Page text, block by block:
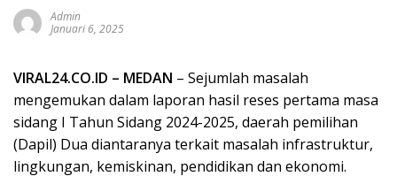
Admin
Januari 6, 2025
VIRAL24.CO.ID – MEDAN – Sejumlah masalah
mengemukan dalam laporan hasil reses pertama masa
sidang I Tahun Sidang 2024-2025, daerah pemilihan
(Dapil) Dua diantaranya terkait masalah infrastruktur,
lingkungan, kemiskinan, pendidikan dan ekonomi.